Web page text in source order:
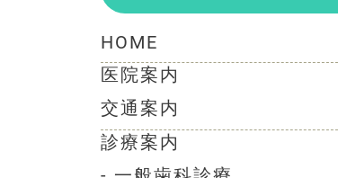
HOME
医院案内
交通案内
診療案内